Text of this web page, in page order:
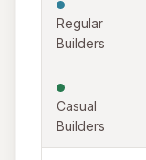
Regular
Builders
Casual
Builders